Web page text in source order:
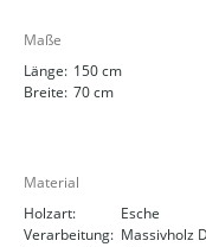
Maße
Länge: 150 cm
Breite: 70 cm
Material
Holzart:
Esche
Verarbeitung: Massivholz